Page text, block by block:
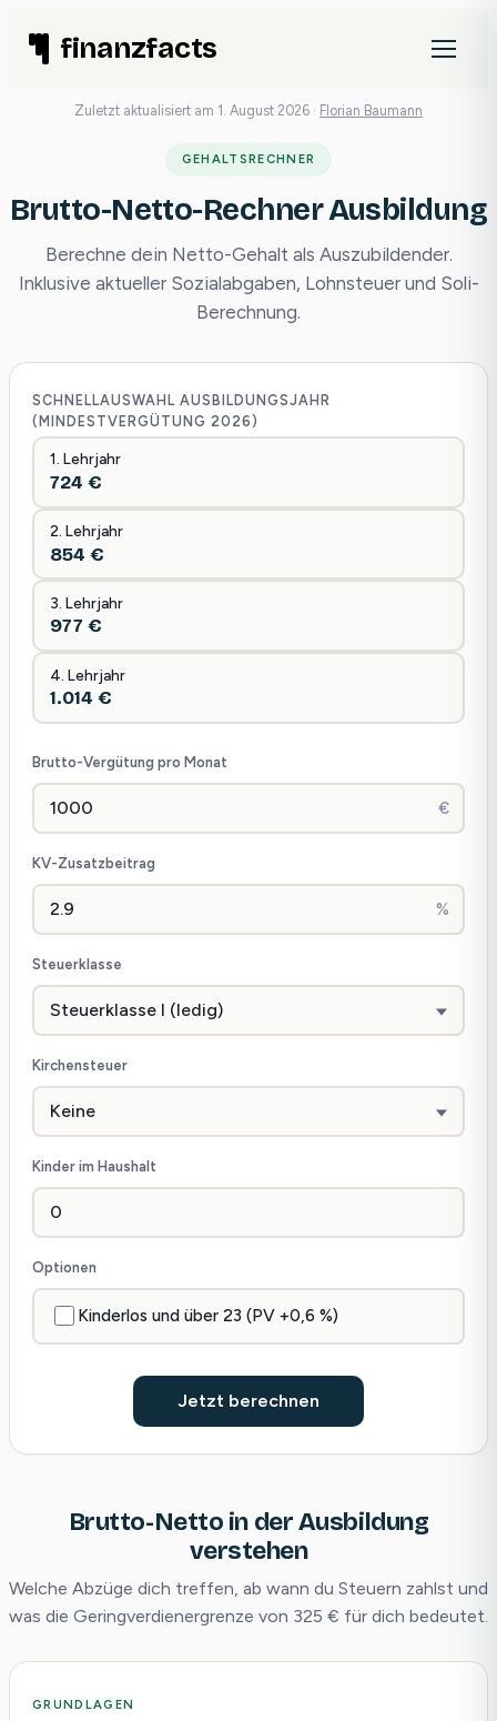
Inhalt finanzfacts
Zuletzt aktualisiert am 1. August 2026 · Florian Baumann
GEHALTSRECHNER
Brutto-Netto-Rechner Ausbildung
Berechne dein Netto-Gehalt als Auszubildender.
Inklusive aktueller Sozialabgaben, Lohnsteuer und Soli-
Berechnung.
SCHNELLAUSWAHL AUSBILDUNGSJAHR
(MINDESTVERGÜTUNG 2026)
1. Lehrjahr
724 €
2. Lehrjahr
854 €
3. Lehrjahr
977 €
4. Lehrjahr
1.014 €
Brutto-Vergütung pro Monat
€
KV-Zusatzbeitrag
%
Steuerklasse
Kirchensteuer
Kinder im Haushalt
Optionen
Kinderlos und über 23 (PV +0,6 %)
Jetzt berechnen
Brutto-Netto in der Ausbildung
verstehen
Welche Abzüge dich treffen, ab wann du Steuern zahlst und
was die Geringverdienergrenze von 325 € für dich bedeutet.
GRUNDLAGEN